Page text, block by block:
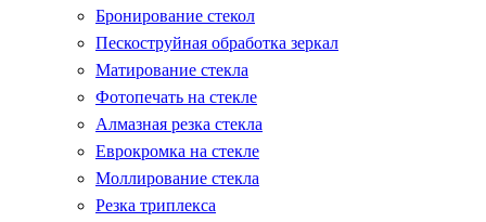
Бронирование стекол
Пескоструйная обработка зеркал
Матирование стекла
Фотопечать на стекле
Алмазная резка стекла
Еврокромка на стекле
Моллирование стекла
Резка триплекса